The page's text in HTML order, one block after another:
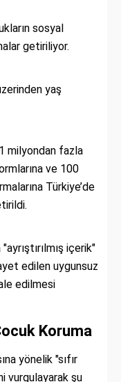
sosyal
getiriliyor.
yaş
milyondan fazla
ve 100
Türkiye’de
içerik"
edilen uygunsuz
edilmesi
Koruma
yönelik "sıfır
vurgulayarak şu